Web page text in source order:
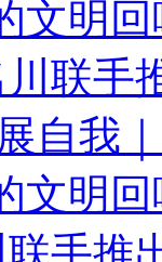
文明
联手
自我
文明
手推